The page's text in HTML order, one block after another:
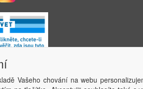
Vašeho chování na webu